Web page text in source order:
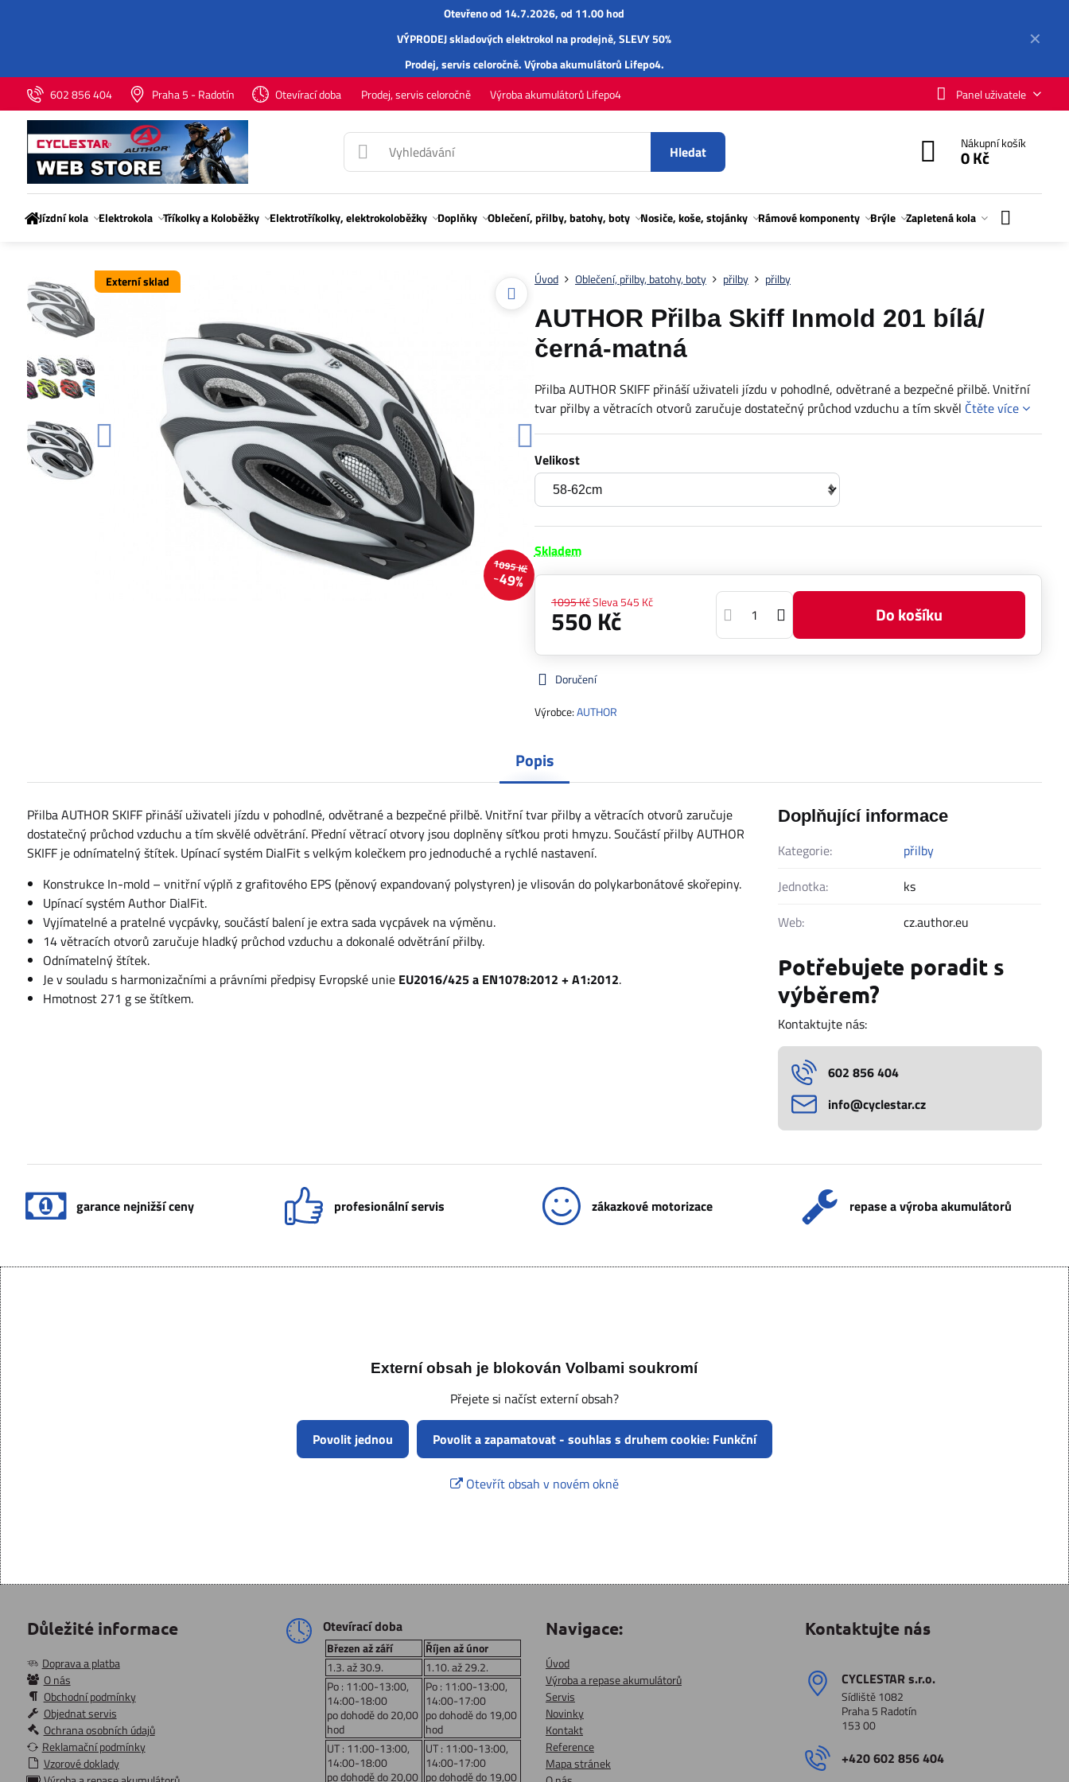
✕
Otevřeno od 14.7.2026, od 11.00 hod
VÝPRODEJ skladových elektrokol na prodejně, SLEVY 50%
Prodej,servisceloročně.Výroba akumulátorů Lifepo4.
602 856 404
Praha 5 - Radotín Otevírací doba Prodej, servis celoročně Výroba akumulátorů Lifepo4 Panel uživatele
Hledat Nákupní košík
0 Kč
Jízdní kola Elektrokola Tříkolky a Koloběžky Elektrotříkolky, elektrokoloběžky Doplňky Oblečení, přilby, batohy, boty Nosiče, koše, stojánky Rámové komponenty Brýle Zapletená kola
Externí sklad
1095 Kč
49%
Úvod Oblečení, přilby, batohy, boty přilby přilby
AUTHOR Přilba Skiff Inmold 201 bílá/
černá-matná
Přilba AUTHOR SKIFF přináší uživateli jízdu v pohodlné, odvětrané a bezpečné přilbě. Vnitřní
tvar přilby a větracích otvorů zaručuje dostatečný průchod vzduchu a tím skvěl Čtěte více
Velikost
Skladem
1095 KčSleva545 Kč
550 Kč Do košíku
Doručení
Výrobce:AUTHOR
Popis
Přilba AUTHOR SKIFF přináší uživateli jízdu v pohodlné, odvětrané a bezpečné přilbě. Vnitřní tvar přilby a větracích otvorů zaručuje
dostatečný průchod vzduchu a tím skvělé odvětrání. Přední větrací otvory jsou doplněny síťkou proti hmyzu. Součástí přilby AUTHOR
SKIFF je odnímatelný štítek. Upínací systém DialFit s velkým kolečkem pro jednoduché a rychlé nastavení.
Konstrukce In-mold – vnitřní výplň z grafitového EPS (pěnový expandovaný polystyren) je vlisován do polykarbonátové skořepiny.
Upínací systém Author DialFit.
Vyjímatelné a pratelné vycpávky, součástí balení je extra sada vycpávek na výměnu.
14 větracích otvorů zaručuje hladký průchod vzduchu a dokonalé odvětrání přilby.
Odnímatelný štítek.
Je v souladu s harmonizačními a právními předpisy Evropské unie EU2016/425 a EN1078:2012 + A1:2012.
Hmotnost 271 g se štítkem.
Doplňující informace
Kategorie:
přilby
Jednotka:
ks
Web:
cz.author.eu
Potřebujete poradit s
výběrem?
Kontaktujte nás:
602 856 404
info​@cyclestar​.cz
garance nejnižší ceny profesionální servis zákazkové motorizace repase a výroba akumulátorů
Externí obsah je blokován Volbami soukromí
Přejete si načíst externí obsah?
Povolit jednou Povolit a zapamatovat - souhlas s druhem cookie: Funkční
Otevřít obsah v novém okně
Důležité informace
Doprava a platba
O nás
Obchodní podmínky
Objednat servis
Ochrana osobních údajů
Reklamační podmínky
Vzorové doklady
Otevírací doba
Březen až září
Říjen až únor
1.3. až 30.9.
1.10. až 29.2.
Po : 11:00-13:00,
14:00-18:00
po dohodě do 20,00
hod
Po : 11:00-13:00,
14:00-17:00
po dohodě do 19,00
hod
UT : 11:00-13:00,
14:00-18:00
po dohodě do 20,00
UT : 11:00-13:00,
14:00-17:00
po dohodě do 19,00
Navigace:
Úvod
Výroba a repase akumulátorů
Servis
Novinky
Kontakt
Reference
Mapa stránek
Kontaktujte nás
CYCLESTAR s​.r​.o​.
Sídliště 1082
Praha 5 Radotín
153 00
+420 602 856 404